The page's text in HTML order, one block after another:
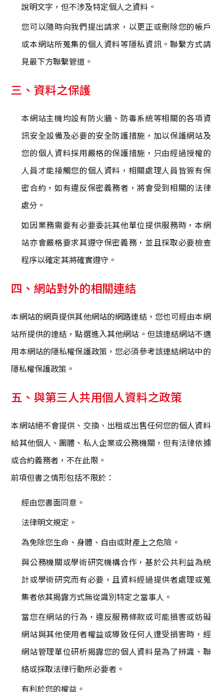
說明文字，但不涉及特定個人之資料。
您可以隨時向我們提出請求，以更正或刪除您的帳戶
或本網站所蒐集的個人資料等隱私資訊。聯繫方式請
見最下方聯繫管道。
三、資料之保護
本網站主機均設有防火牆、防毒系統等相關的各項資
訊安全設備及必要的安全防護措施，加以保護網站及
您的個人資料採用嚴格的保護措施，只由經過授權的
人員才能接觸您的個人資料，相關處理人員皆簽有保
密合約，如有違反保密義務者，將會受到相關的法律
處分。
如因業務需要有必要委託其他單位提供服務時，本網
站亦會嚴格要求其遵守保密義務，並且採取必要檢查
程序以確定其將確實遵守。
四、網站對外的相關連結
本網站的網頁提供其他網站的網路連結，您也可經由本網
站所提供的連結，點選進入其他網站。但該連結網站不適
用本網站的隱私權保護政策，您必須參考該連結網站中的
隱私權保護政策。
五、與第三人共用個人資料之政策
本網站絕不會提供、交換、出租或出售任何您的個人資料
給其他個人、團體、私人企業或公務機關，但有法律依據
或合約義務者，不在此限。
前項但書之情形包括不限於：
經由您書面同意。
法律明文規定。
為免除您生命、身體、自由或財產上之危險。
與公務機關或學術研究機構合作，基於公共利益為統
計或學術研究而有必要，且資料經過提供者處理或蒐
集者依其揭露方式無從識別特定之當事人。
當您在網站的行為，違反服務條款或可能損害或妨礙
網站與其他使用者權益或導致任何人遭受損害時，經
網站管理單位研析揭露您的個人資料是為了辨識、聯
絡或採取法律行動所必要者。
有利於您的權益。